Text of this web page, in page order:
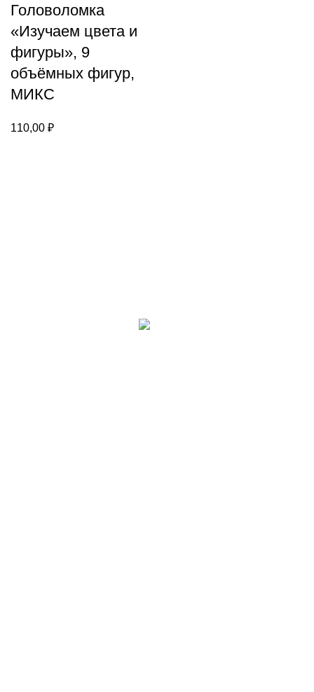
Головоломка
«Изучаем цвета и
фигуры», 9
объёмных фигур,
МИКС
110,00 ₽